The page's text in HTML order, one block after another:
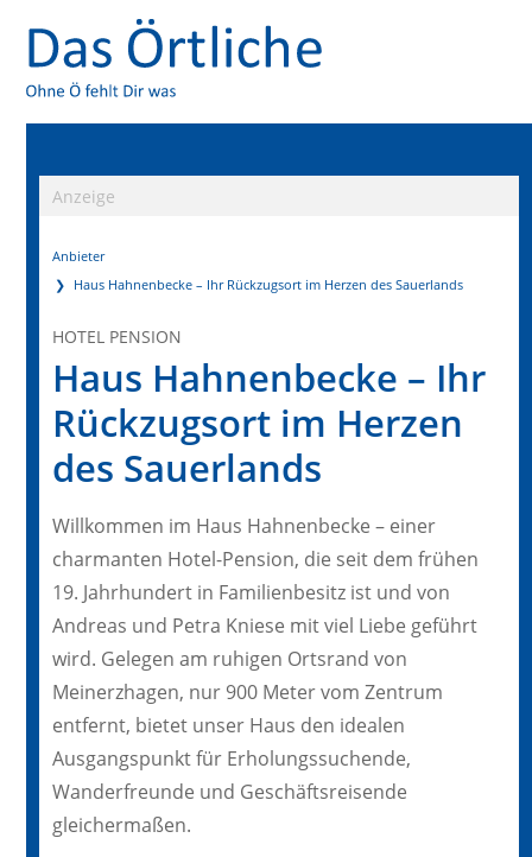
Anzeige
Anbieter
Haus Hahnenbecke – Ihr Rückzugsort im Herzen des Sauerlands
HOTEL PENSION
Haus Hahnenbecke – Ihr
Rückzugsort im Herzen
des Sauerlands
Willkommen im Haus Hahnenbecke – einer
charmanten Hotel-Pension, die seit dem frühen
19. Jahrhundert in Familienbesitz ist und von
Andreas und Petra Kniese mit viel Liebe geführt
wird. Gelegen am ruhigen Ortsrand von
Meinerzhagen, nur 900 Meter vom Zentrum
entfernt, bietet unser Haus den idealen
Ausgangspunkt für Erholungssuchende,
Wanderfreunde und Geschäftsreisende
gleichermaßen.